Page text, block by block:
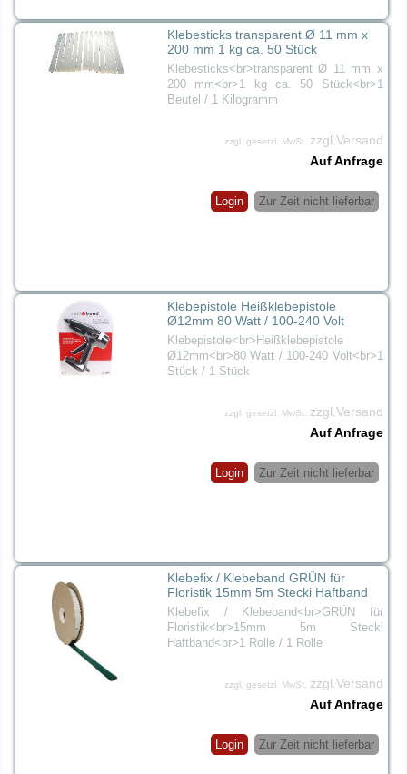
Klebesticks transparent Ø 11 mm x
200 mm 1 kg ca. 50 Stück
Klebesticks<br>transparent Ø 11 mm x
200 mm<br>1 kg ca. 50 Stück<br>1
Beutel / 1 Kilogramm
zzgl. gesetzl. MwSt.
zzgl.Versand
Auf Anfrage
Zur Zeit nicht lieferbar
Login
Klebepistole Heißklebepistole
Ø12mm 80 Watt / 100-240 Volt
Klebepistole<br>Heißklebepistole
Ø12mm<br>80 Watt / 100-240 Volt<br>1
Stück / 1 Stück
zzgl. gesetzl. MwSt.
zzgl.Versand
Auf Anfrage
Zur Zeit nicht lieferbar
Login
Klebefix / Klebeband GRÜN für
Floristik 15mm 5m Stecki Haftband
Klebefix / Klebeband<br>GRÜN für
Floristik<br>15mm 5m Stecki
Haftband<br>1 Rolle / 1 Rolle
zzgl. gesetzl. MwSt. zzgl.Versand
Auf Anfrage
Zur Zeit nicht lieferbar
Login